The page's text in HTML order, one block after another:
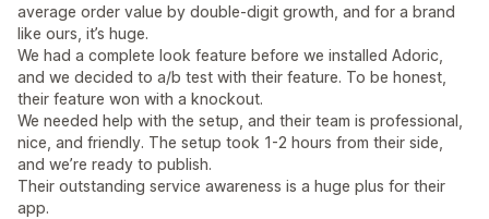
average order value by double-digit growth, and for a brand
like ours, it’s huge.
We had a complete look feature before we installed Adoric,
and we decided to a/b test with their feature. To be honest,
their feature won with a knockout.
We needed help with the setup, and their team is professional,
nice, and friendly. The setup took 1-2 hours from their side,
and we’re ready to publish.
Their outstanding service awareness is a huge plus for their
app.